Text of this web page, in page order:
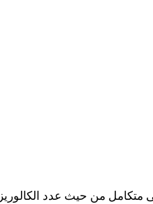
من حيث عدد الكالوريز